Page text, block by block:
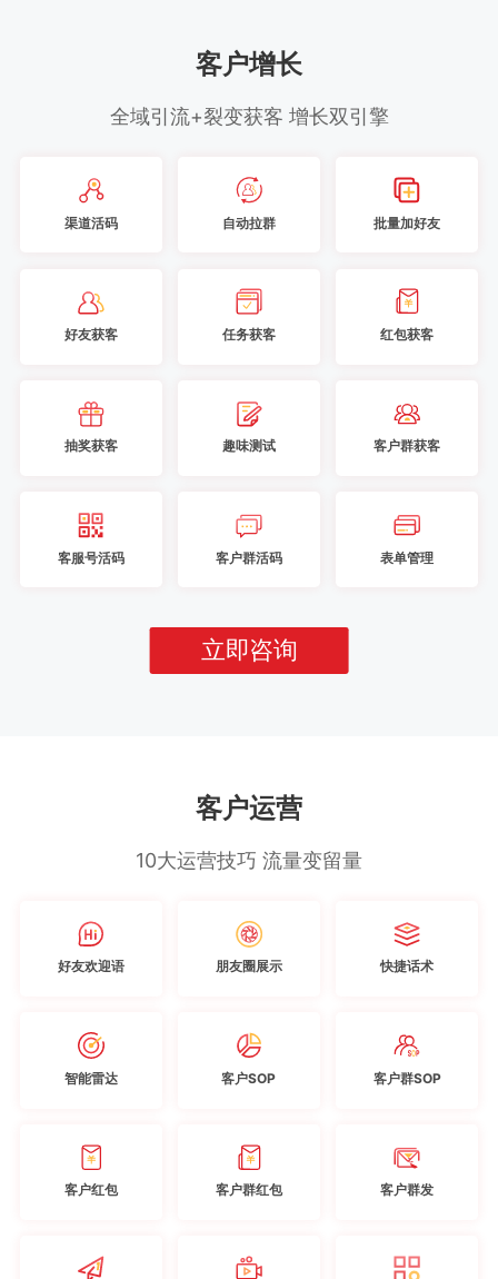
客户增长
全域引流+裂变获客 增长双引擎
渠道活码 自动拉群 批量加好友
好友获客 任务获客 红包获客
抽奖获客 趣味测试 客户群获客
客服号活码 客户群活码 表单管理
立即咨询
客户运营
10大运营技巧 流量变留量
好友欢迎语 朋友圈展示 快捷话术
智能雷达 客户SOP 客户群SOP
客户红包 客户群红包 客户群发